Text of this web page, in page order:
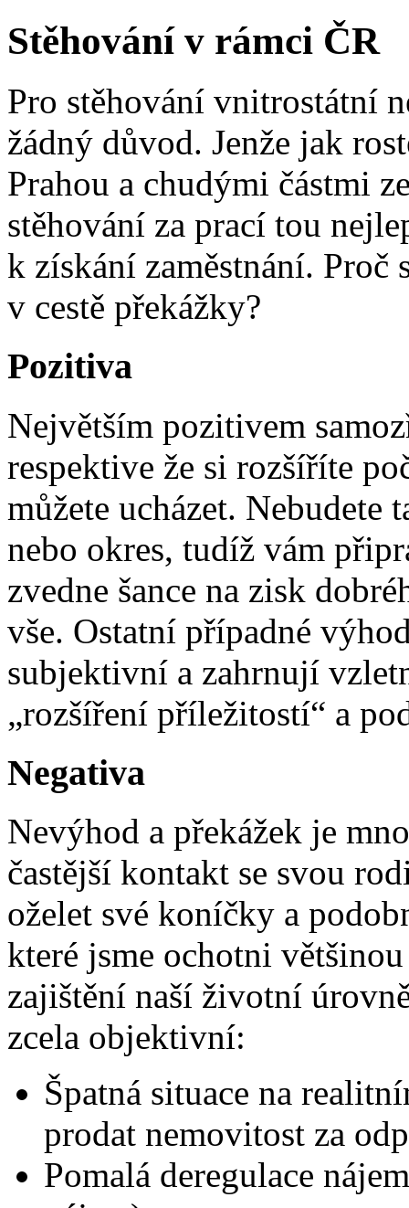
Stěhování v rámci ČR
Pro stěhování vnitrostátní
žádný důvod. Jenže jak
Prahou a chudými částmi
stěhování za prací tou
k získání zaměstnání. Proč
v cestě překážky?
Pozitiva
Největším pozitivem
respektive že si rozšíříte
můžete ucházet. Nebudete
nebo okres, tudíž vám
zvedne šance na zisk
vše. Ostatní případné
subjektivní a zahrnují
„rozšíření příležitostí“ a
Negativa
Nevýhod a překážek je
častější kontakt se svou
oželet své koníčky a
které jsme ochotni
zajištění naší životní
zcela objektivní:
Špatná situace na
prodat nemovitost za
Pomalá deregulace